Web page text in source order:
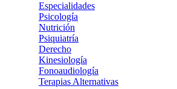
Especialidades
Psicología
Nutrición
Psiquiatría
Derecho
Kinesiología
Fonoaudiología
Terapias Alternativas